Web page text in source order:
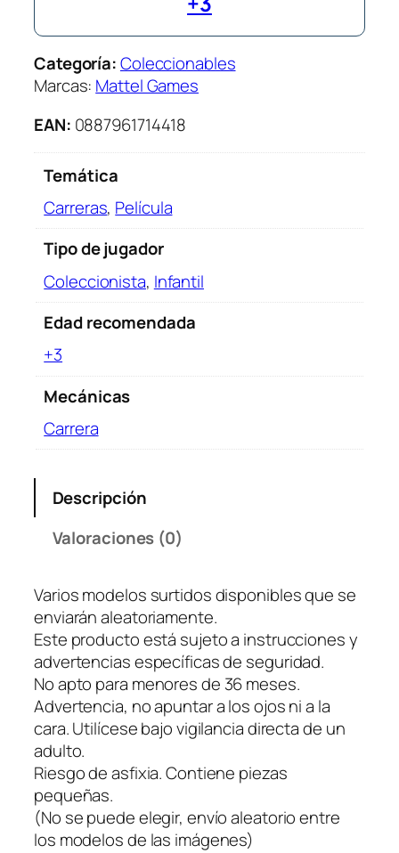
l
M
a
r
i
o
r
d
a
i
Categoría:Coleccionables
Marcas: Mattel Games
EAN: 0887961714418
Temática
Carreras, Película
Tipo de jugador
Coleccionista, Infantil
Edad recomendada
+3
Mecánicas
Carrera
Descripción
Valoraciones (0)
Varios modelos surtidos disponibles que se
enviarán aleatoriamente.
Este producto está sujeto a instrucciones y
advertencias específicas de seguridad.
No apto para menores de 36 meses.
Advertencia, no apuntar a los ojos ni a la
cara. Utilícese bajo vigilancia directa de un
adulto.
Riesgo de asfixia. Contiene piezas
pequeñas.
(No se puede elegir, envío aleatorio entre
los modelos de las imágenes)